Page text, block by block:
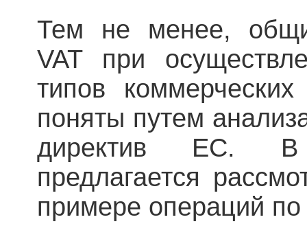
Тем не менее,
VAT при
типов
поняты путем
директив ЕС. В
предлагается
примере операций по